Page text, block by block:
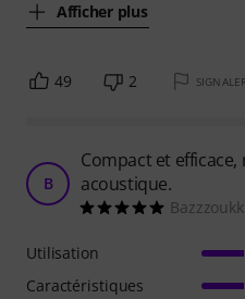
Afficher plus
49 2
B
Compact et
acoustique.
Utilisation
Caractéristiques